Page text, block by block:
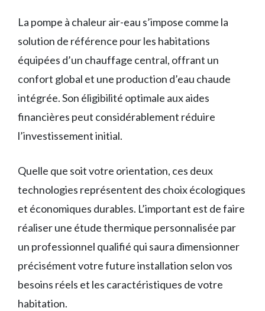
La pompe à chaleur air-eau s’impose comme la
solution de référence pour les habitations
équipées d’un chauffage central, offrant un
confort global et une production d’eau chaude
intégrée. Son éligibilité optimale aux aides
financières peut considérablement réduire
l’investissement initial.
Quelle que soit votre orientation, ces deux
technologies représentent des choix écologiques
et économiques durables. L’important est de faire
réaliser une étude thermique personnalisée par
un professionnel qualifié qui saura dimensionner
précisément votre future installation selon vos
besoins réels et les caractéristiques de votre
habitation.